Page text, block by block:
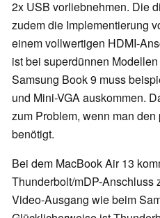
2x USB vorliebnehmen. Die
zudem die Implementierung
einem vollwertigen HDMI-
ist bei superdünnen
Samsung Book 9 muss
und Mini-VGA auskommen.
zum Problem, wenn man
benötigt.
Bei dem MacBook Air 13
Thunderbolt/mDP-Anschluss
Video-Ausgang wie beim